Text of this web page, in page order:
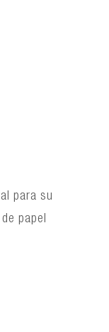
para su
papel